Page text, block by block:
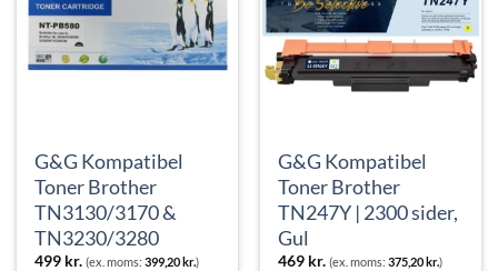
G&G Kompatibel
Toner Brother
TN3130/3170 &
TN3230/3280
499 kr. (ex. moms:399,20kr.)
G&G Kompatibel
Toner Brother
TN247Y | 2300 sider,
Gul
469 kr. (ex. moms:375,20kr.)